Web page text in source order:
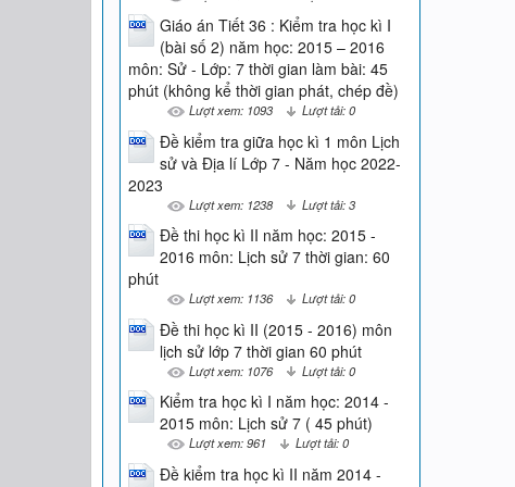
Giáo án Tiết 36 : Kiểm tra học kì I
(bài số 2) năm học: 2015 – 2016
môn: Sử - Lớp: 7 thời gian làm bài: 45
phút (không kể thời gian phát, chép đề)
Lượt xem: 1093 Lượt tải: 0
Đề kiểm tra giữa học kì 1 môn Lịch
sử và Địa lí Lớp 7 - Năm học 2022-
2023
Lượt xem: 1238 Lượt tải: 3
Đề thi học kì II năm học: 2015 -
2016 môn: Lịch sử 7 thời gian: 60
phút
Lượt xem: 1136 Lượt tải: 0
Đề thi học kì II (2015 - 2016) môn
lịch sử lớp 7 thời gian 60 phút
Lượt xem: 1076 Lượt tải: 0
Kiểm tra học kì I năm học: 2014 -
2015 môn: Lịch sử 7 ( 45 phút)
Lượt xem: 961 Lượt tải: 0
Đề kiểm tra học kì II năm 2014 -